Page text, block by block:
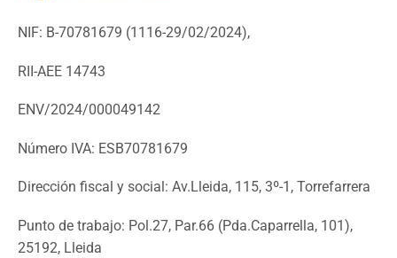
NIF: B-70781679 (1116-29/02/2024),
RII-AEE 14743
ENV/2024/000049142
Número IVA: ESB70781679
Dirección fiscal y social: Av.Lleida, 115, 3º-1, Torrefarrera
Punto de trabajo: Pol.27, Par.66 (Pda.Caparrella, 101),
25192, Lleida